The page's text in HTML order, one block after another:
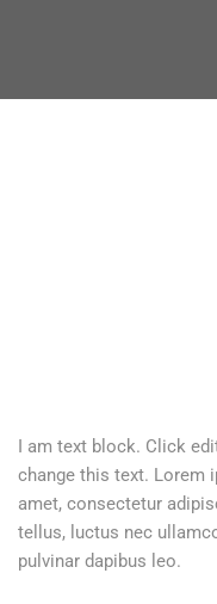
I am text block. Click
change this text. Lorem
amet, consectetur
tellus, luctus nec
pulvinar dapibus leo.